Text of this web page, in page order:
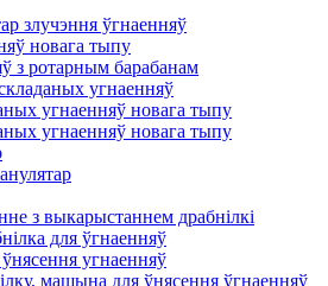
злучэння ўгнаенняў
новага тыпу
з ротарным барабанам
угнаенняў
угнаенняў новага тыпу
угнаенняў новага тыпу
з выкарыстаннем драбнілкі
для ўгнаенняў
угнаенняў
машына для ўнясення ўгнаенняў